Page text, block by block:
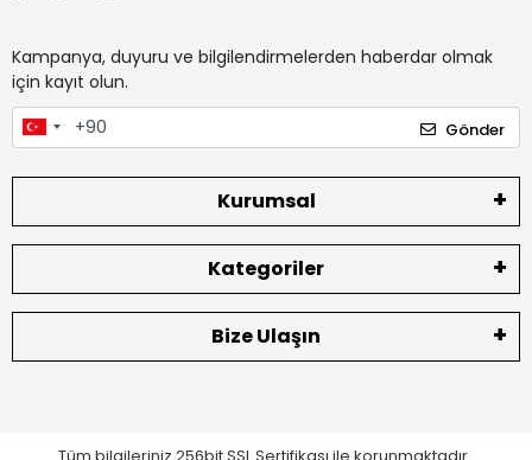
Kampanya, duyuru ve bilgilendirmelerden haberdar olmak
için kayıt olun.
Gönder
Kurumsal
Kategoriler
Bize Ulaşın